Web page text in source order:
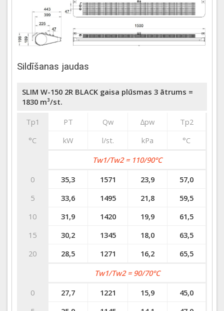
Sildīšanas jaudas
SLIM W-150 2R BLACK gaisa plūsmas 3 ātrums =
1830 m³/st.
Tp1
°C
PT Qw ∆pw
Tp2
kW
l/st. kPa °C
0
5
10
15
20
Tw1/Tw2 = 110/90°C
35,3
1571 23,9
57,0
33,6
1495 21,8
59,5
31,9
1420 19,9
61,5
30,2
1345 18,0
63,5
28,5
1271 16,2 65,5
0
Tw1/Tw2 = 90/70°C
27,7
1221 15,9
45,0